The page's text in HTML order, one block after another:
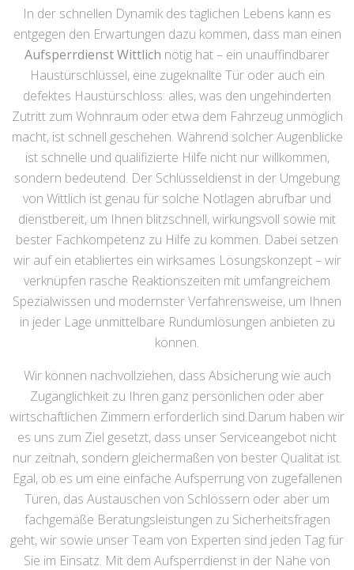
In der schnellen Dynamik des täglichen Lebens kann es
entgegen den Erwartungen dazu kommen, dass man einen
Aufsperrdienst Wittlich nötig hat – ein unauffindbarer
Haustürschlüssel, eine zugeknallte Tür oder auch ein
defektes Haustürschloss: alles, was den ungehinderten
Zutritt zum Wohnraum oder etwa dem Fahrzeug unmöglich
macht, ist schnell geschehen. Während solcher Augenblicke
ist schnelle und qualifizierte Hilfe nicht nur willkommen,
sondern bedeutend. Der Schlüsseldienst in der Umgebung
von Wittlich ist genau für solche Notlagen abrufbar und
dienstbereit, um Ihnen blitzschnell, wirkungsvoll sowie mit
bester Fachkompetenz zu Hilfe zu kommen. Dabei setzen
wir auf ein etabliertes ein wirksames Lösungskonzept – wir
verknüpfen rasche Reaktionszeiten mit umfangreichem
Spezialwissen und modernster Verfahrensweise, um Ihnen
in jeder Lage unmittelbare Rundumlösungen anbieten zu
können.
Wir können nachvollziehen, dass Absicherung wie auch
Zugänglichkeit zu Ihren ganz persönlichen oder aber
wirtschaftlichen Zimmern erforderlich sind.Darum haben wir
es uns zum Ziel gesetzt, dass unser Serviceangebot nicht
nur zeitnah, sondern gleichermaßen von bester Qualität ist.
Egal, ob es um eine einfache Aufsperrung von zugefallenen
Türen, das Austauschen von Schlössern oder aber um
fachgemäße Beratungsleistungen zu Sicherheitsfragen
geht, wir sowie unser Team von Experten sind jeden Tag für
Sie im Einsatz. Mit dem Aufsperrdienst in der Nähe von